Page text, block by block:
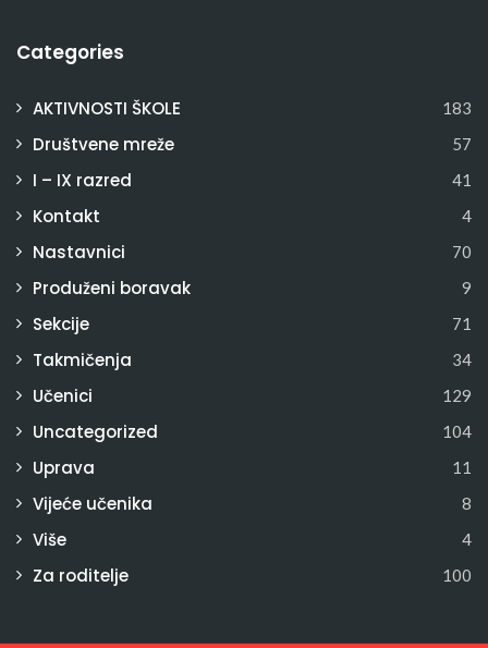
Categories
AKTIVNOSTI ŠKOLE 183
Društvene mreže 57
I – IX razred 41
Kontakt 4
Nastavnici 70
Produženi boravak 9
Sekcije 71
Takmičenja 34
Učenici 129
Uncategorized 104
Uprava 11
Vijeće učenika 8
Više 4
Za roditelje 100